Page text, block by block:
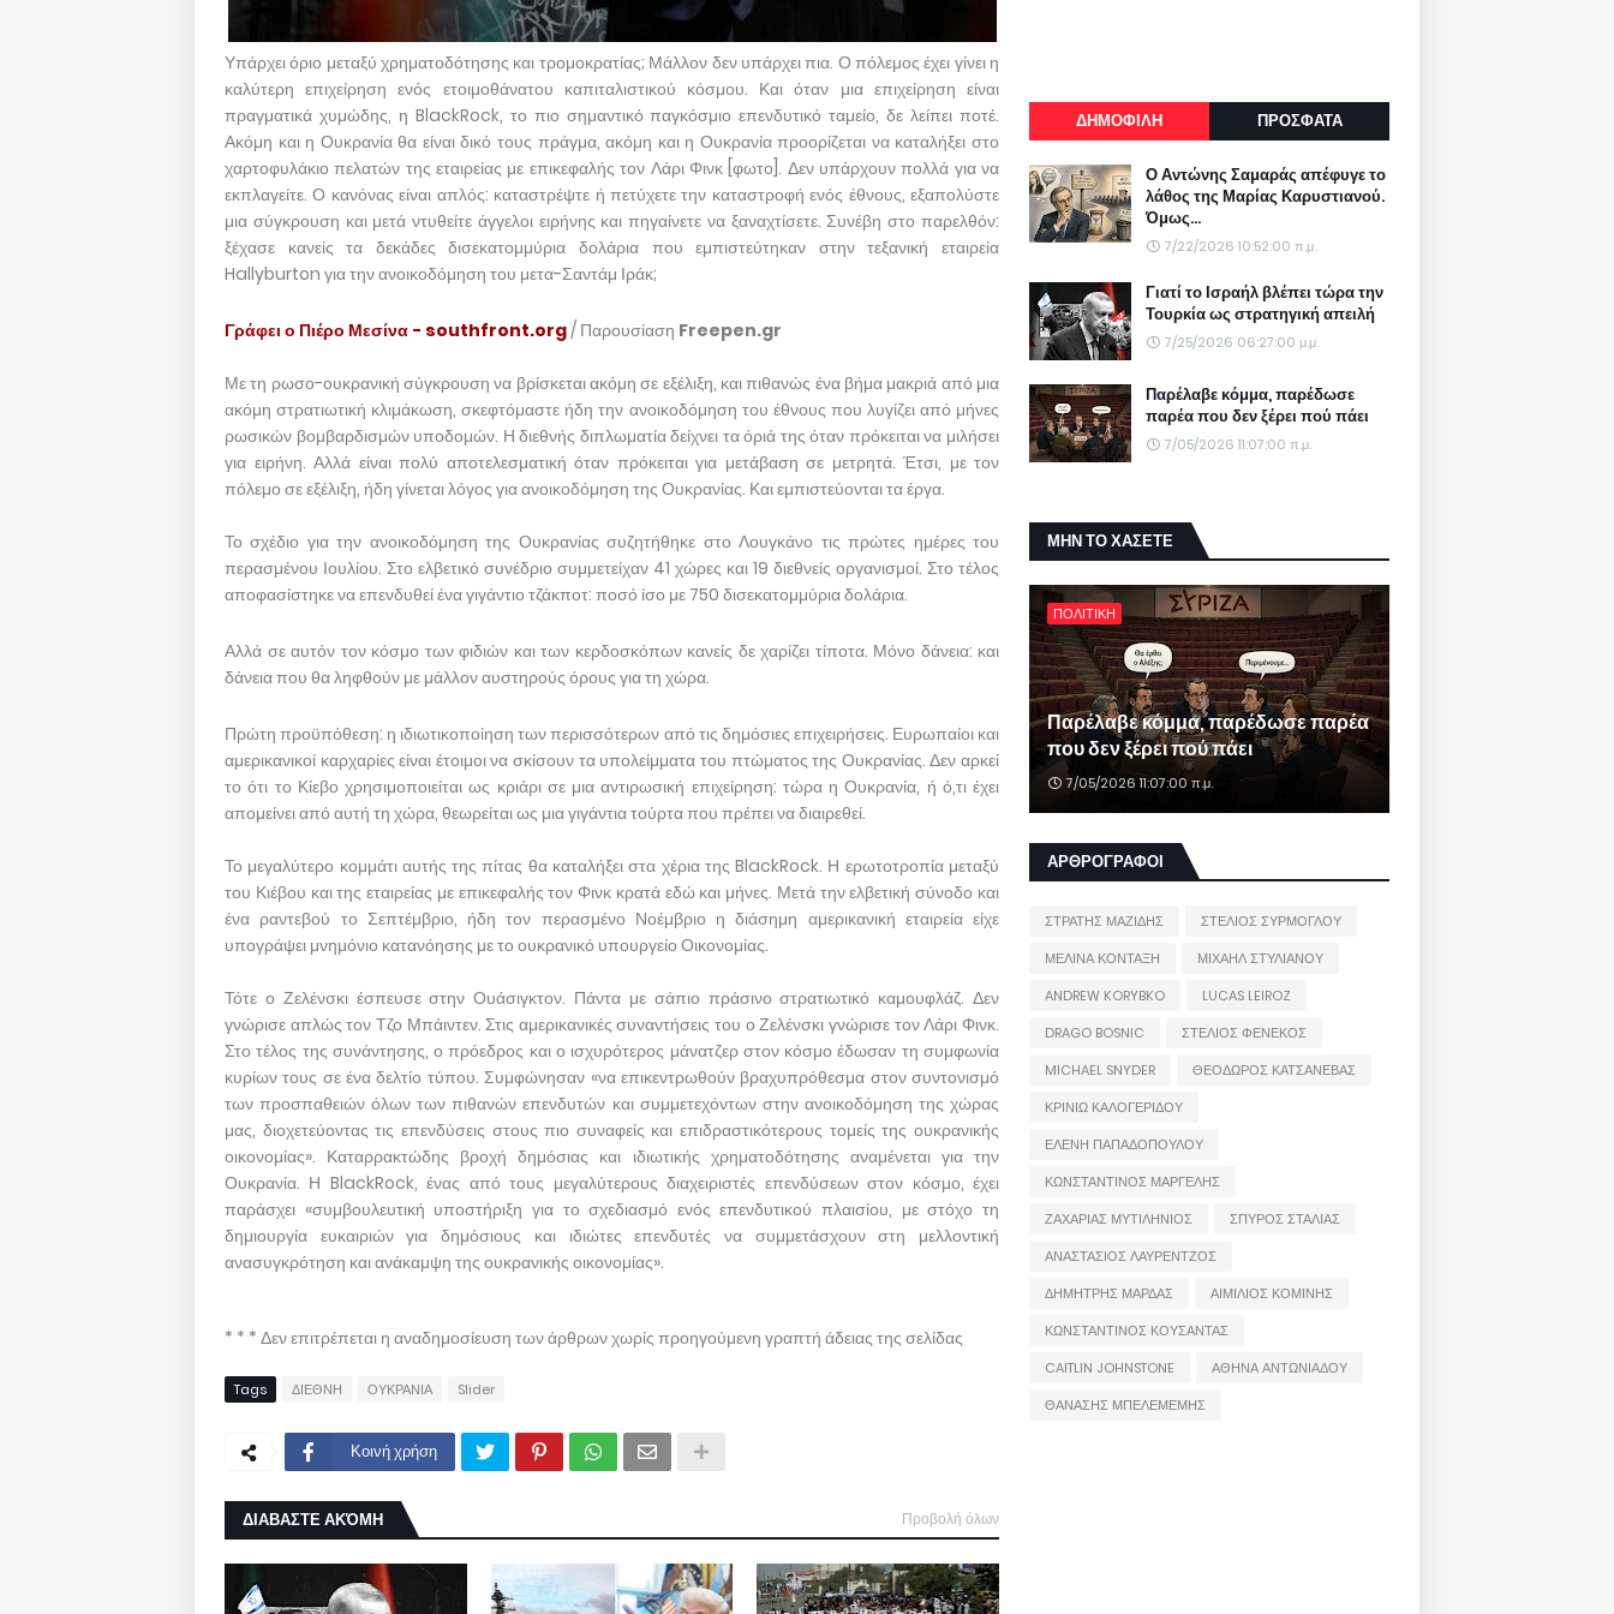
Υπάρχει όριο μεταξύ χρηματοδότησης και τρομοκρατίας; Μάλλον δεν υπάρχει πια. Ο πόλεμος έχει γίνει η
καλύτερη επιχείρηση ενός ετοιμοθάνατου καπιταλιστικού κόσμου. Και όταν μια επιχείρηση είναι
πραγματικά χυμώδης, η BlackRock, το πιο σημαντικό παγκόσμιο επενδυτικό ταμείο, δε λείπει ποτέ.
Ακόμη και η Ουκρανία θα είναι δικό τους πράγμα, ακόμη και η Ουκρανία προορίζεται να καταλήξει στο
χαρτοφυλάκιο πελατών της εταιρείας με επικεφαλής τον Λάρι Φινκ [φωτο]. Δεν υπάρχουν πολλά για να
εκπλαγείτε. Ο κανόνας είναι απλός: καταστρέψτε ή πετύχετε την καταστροφή ενός έθνους, εξαπολύστε
μια σύγκρουση και μετά ντυθείτε άγγελοι ειρήνης και πηγαίνετε να ξαναχτίσετε. Συνέβη στο παρελθόν:
ξέχασε κανείς τα δεκάδες δισεκατομμύρια δολάρια που εμπιστεύτηκαν στην τεξανική εταιρεία
Hallyburton για την ανοικοδόμηση του μετα-Σαντάμ Ιράκ;
Γράφει ο Πιέρο Μεσίνα - southfront.org/ Παρουσίαση Freepen.gr
Με τη ρωσο-ουκρανική σύγκρουση να βρίσκεται ακόμη σε εξέλιξη, και πιθανώς ένα βήμα μακριά από μια
ακόμη στρατιωτική κλιμάκωση, σκεφτόμαστε ήδη την ανοικοδόμηση του έθνους που λυγίζει από μήνες
ρωσικών βομβαρδισμών υποδομών. Η διεθνής διπλωματία δείχνει τα όριά της όταν πρόκειται να μιλήσει
για ειρήνη. Αλλά είναι πολύ αποτελεσματική όταν πρόκειται για μετάβαση σε μετρητά. Έτσι, με τον
πόλεμο σε εξέλιξη, ήδη γίνεται λόγος για ανοικοδόμηση της Ουκρανίας. Και εμπιστεύονται τα έργα.
Το σχέδιο για την ανοικοδόμηση της Ουκρανίας συζητήθηκε στο Λουγκάνο τις πρώτες ημέρες του
περασμένου Ιουλίου. Στο ελβετικό συνέδριο συμμετείχαν 41 χώρες και 19 διεθνείς οργανισμοί. Στο τέλος
αποφασίστηκε να επενδυθεί ένα γιγάντιο τζάκποτ: ποσό ίσο με 750 δισεκατομμύρια δολάρια.
Αλλά σε αυτόν τον κόσμο των φιδιών και των κερδοσκόπων κανείς δε χαρίζει τίποτα. Μόνο δάνεια: και
δάνεια που θα ληφθούν με μάλλον αυστηρούς όρους για τη χώρα.
Πρώτη προϋπόθεση: η ιδιωτικοποίηση των περισσότερων από τις δημόσιες επιχειρήσεις. Ευρωπαίοι και
αμερικανικοί καρχαρίες είναι έτοιμοι να σκίσουν τα υπολείμματα του πτώματος της Ουκρανίας. Δεν αρκεί
το ότι το Κίεβο χρησιμοποιείται ως κριάρι σε μια αντιρωσική επιχείρηση: τώρα η Ουκρανία, ή ό,τι έχει
απομείνει από αυτή τη χώρα, θεωρείται ως μια γιγάντια τούρτα που πρέπει να διαιρεθεί.
Το μεγαλύτερο κομμάτι αυτής της πίτας θα καταλήξει στα χέρια της BlackRock. Η ερωτοτροπία μεταξύ
του Κιέβου και της εταιρείας με επικεφαλής τον Φινκ κρατά εδώ και μήνες. Μετά την ελβετική σύνοδο και
ένα ραντεβού το Σεπτέμβριο, ήδη τον περασμένο Νοέμβριο η διάσημη αμερικανική εταιρεία είχε
υπογράψει μνημόνιο κατανόησης με το ουκρανικό υπουργείο Οικονομίας.
Τότε ο Ζελένσκι έσπευσε στην Ουάσιγκτον. Πάντα με σάπιο πράσινο στρατιωτικό καμουφλάζ. Δεν
γνώρισε απλώς τον Τζο Μπάιντεν. Στις αμερικανικές συναντήσεις του ο Ζελένσκι γνώρισε τον Λάρι Φινκ.
Στο τέλος της συνάντησης, ο πρόεδρος και ο ισχυρότερος μάνατζερ στον κόσμο έδωσαν τη συμφωνία
κυρίων τους σε ένα δελτίο τύπου. Συμφώνησαν «να επικεντρωθούν βραχυπρόθεσμα στον συντονισμό
των προσπαθειών όλων των πιθανών επενδυτών και συμμετεχόντων στην ανοικοδόμηση της χώρας
μας, διοχετεύοντας τις επενδύσεις στους πιο συναφείς και επιδραστικότερους τομείς της ουκρανικής
οικονομίας». Καταρρακτώδης βροχή δημόσιας και ιδιωτικής χρηματοδότησης αναμένεται για την
Ουκρανία. Η BlackRock, ένας από τους μεγαλύτερους διαχειριστές επενδύσεων στον κόσμο, έχει
παράσχει «συμβουλευτική υποστήριξη για το σχεδιασμό ενός επενδυτικού πλαισίου, με στόχο τη
δημιουργία ευκαιριών για δημόσιους και ιδιώτες επενδυτές να συμμετάσχουν στη μελλοντική
ανασυγκρότηση και ανάκαμψη της ουκρανικής οικονομίας».
* * * Δεν επιτρέπεται η αναδημοσίευση των άρθρων χωρίς προηγούμενη γραπτή άδειας της σελίδας
Tags ΔΙΕΘΝΗ ΟΥΚΡΑΝΙΑ Slider
Κοινή χρήση
ΔΙΑΒΑΣΤΕ ΑΚΌΜΗ Προβολή όλων
ΔΗΜΟΦΙΛΗ ΠΡΟΣΦΑΤΑ
Ο Αντώνης Σαμαράς απέφυγε το
λάθος της Μαρίας Καρυστιανού.
Όμως...
7/22/2026 10:52:00 π.μ.
Γιατί το Ισραήλ βλέπει τώρα την
Τουρκία ως στρατηγική απειλή
7/25/2026 06:27:00 μ.μ.
Παρέλαβε κόμμα, παρέδωσε
παρέα που δεν ξέρει πού πάει
7/05/2026 11:07:00 π.μ.
ΜΗΝ ΤΟ ΧΑΣΕΤΕ
ΠΟΛΙΤΙΚΗ
Παρέλαβε κόμμα, παρέδωσε παρέα
που δεν ξέρει πού πάει
7/05/2026 11:07:00 π.μ.
ΑΡΘΡΟΓΡΑΦΟΙ
ΣΤΡΑΤΗΣ ΜΑΖΙΔΗΣ
ΣΤΕΛΙΟΣ ΣΥΡΜΟΓΛΟΥ
ΜΕΛΙΝΑ ΚΟΝΤΑΞΗ
ΜΙΧΑΗΛ ΣΤΥΛΙΑΝΟΥ
ANDREW KORYBKO
LUCAS LEIROZ
DRAGO BOSNIC
ΣΤΕΛΙΟΣ ΦΕΝΕΚΟΣ
MICHAEL SNYDER
ΘΕΟΔΩΡΟΣ ΚΑΤΣΑΝΕΒΑΣ
ΚΡΙΝΙΩ ΚΑΛΟΓΕΡΙΔΟΥ
ΕΛΕΝΗ ΠΑΠΑΔΟΠΟΥΛΟΥ
ΚΩΝΣΤΑΝΤΙΝΟΣ ΜΑΡΓΕΛΗΣ
ΖΑΧΑΡΙΑΣ ΜΥΤΙΛΗΝΙΟΣ
ΣΠΥΡΟΣ ΣΤΑΛΙΑΣ
ΑΝΑΣΤΑΣΙΟΣ ΛΑΥΡΕΝΤΖΟΣ
ΔΗΜΗΤΡΗΣ ΜΑΡΔΑΣ
ΑΙΜΙΛΙΟΣ ΚΟΜΙΝΗΣ
ΚΩΝΣΤΑΝΤΙΝΟΣ ΚΟΥΣΑΝΤΑΣ
CAITLIN JOHNSTONE
ΑΘΗΝΑ ΑΝΤΩΝΙΑΔΟΥ
ΘΑΝΑΣΗΣ ΜΠΕΛΕΜΕΜΗΣ